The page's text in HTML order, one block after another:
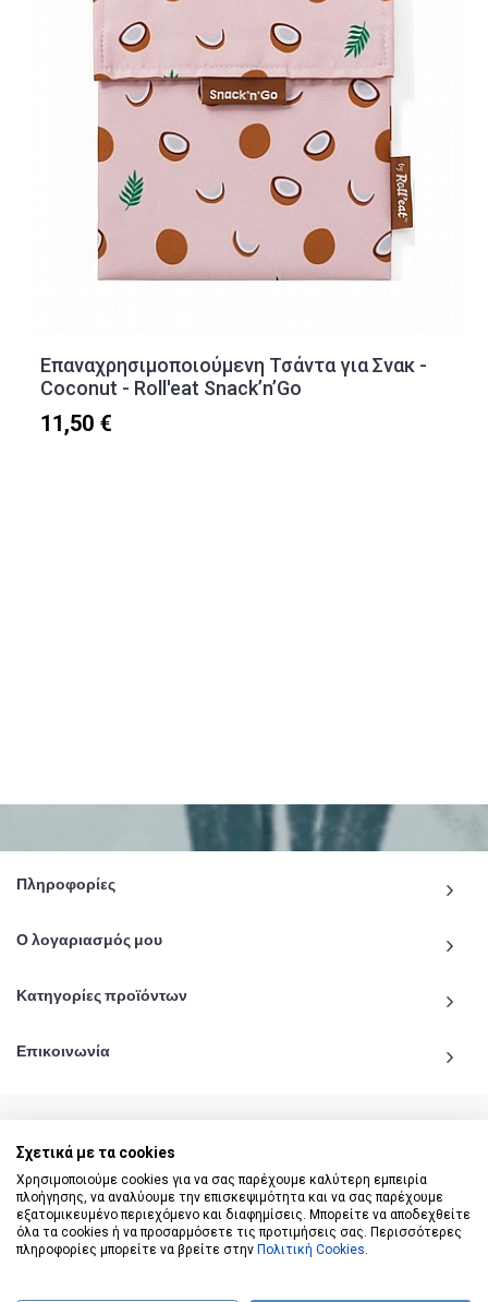
Επαναχρησιμοποιούμενη Τσάντα για Σνακ -
Coconut - Roll'eat Snack’n’Go
11,50 €
Πληροφορίες
Ο λογαριασμός μου
Κατηγορίες προϊόντων
Επικοινωνία
© 2020 - 2026 katiginetai.gr All Rights Reserved.
Σχετικά με τα cookies
Χρησιμοποιούμε cookies για να σας παρέχουμε καλύτερη εμπειρία
πλοήγησης, να αναλύουμε την επισκεψιμότητα και να σας παρέχουμε
εξατομικευμένο περιεχόμενο και διαφημίσεις. Μπορείτε να αποδεχθείτε
όλα τα cookies ή να προσαρμόσετε τις προτιμήσεις σας. Περισσότερες
πληροφορίες μπορείτε να βρείτε στην Πολιτική Cookies.